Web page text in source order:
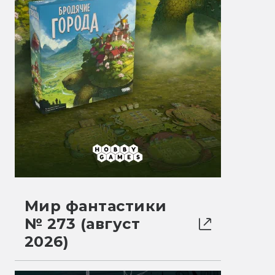
Мир фантастики
№ 273 (август
2026)